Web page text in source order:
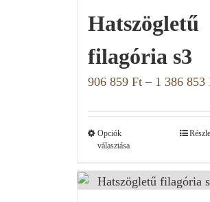
Hatszögletű
filagória s3
906 859 Ft– 1 386 853
Opciók
választása